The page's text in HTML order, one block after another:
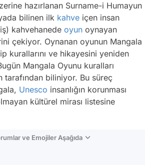
hazırlanan Surname-i Humayun
bilinen ilk kahve içen insan
kahvehanede oyun oynayan
çekiyor. Oynanan oyunun Mangala
kurallarını ve hikayesini yeniden
Mangala Oyunu kuralları
tarafından biliniyor. Bu süreç
Unesco insanlığın korunması
kültürel mirası listesine
ve Emojiler Aşağıda